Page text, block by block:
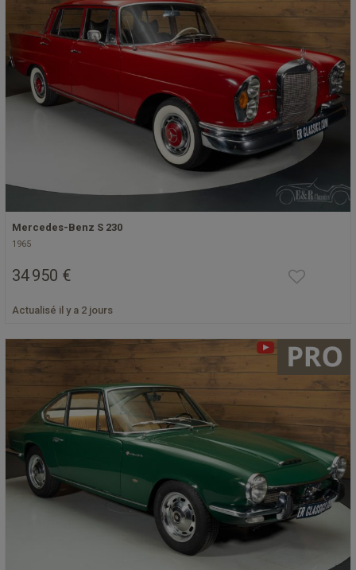
Mercedes-Benz S 230
1965
34 950 €
Actualisé il y a 2 jours